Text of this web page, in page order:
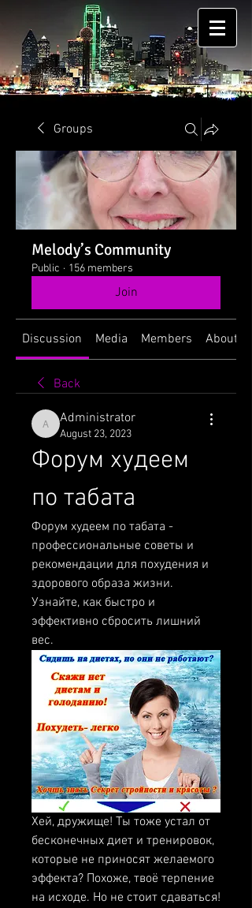
Groups
Melody’s Community
Public · 156 members
Join
Discussion Media Members About
Back
Administrator
Administrator
August 23, 2023
Форум худеем
по табата
Форум худеем по табата -
профессиональные советы и
рекомендации для похудения и
здорового образа жизни.
Узнайте, как быстро и
эффективно сбросить лишний
вес.
Хей, дружище! Ты тоже устал от
бесконечных диет и тренировок,
которые не приносят желаемого
эффекта? Похоже, твоё терпение
на исходе. Но не стоит сдаваться!